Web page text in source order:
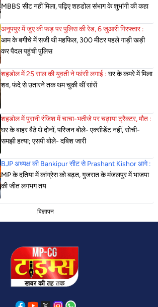
MBBS सीट नहीं मिला, पढ़िए शहडोल संभाग के शुभांगी की कहा
अनूपपुर में जुए की फड़ पर पुलिस की रेड, 6 जुआरी गिरफ्तार :
आम के बगीचे में सजी थी महफिल, 300 मीटर पहले गाड़ी खड़ी
कर पैदल पहुंची पुलिस
शहडोल में 25 साल की युवती ने फांसी लगाई : घर के कमरे में मिला
शव, फंदे से उतारने तक थम चुकी थीं सांसें
शहडोल में पुरानी रंजिश में चाचा-भतीजे पर चढ़ाया ट्रैक्टर, मौत :
घर के बाहर बैठे थे दोनों, परिजन बोले- एक्सीडेंट नहीं, सोची-
समझी हत्या; एसपी बोले- दबिश जारी
BJP अध्यक्ष की Bankipur सीट से Prashant Kishor आगे :
MP के दतिया में कांग्रेस को बढ़त, गुजरात के मंजलपुर में भाजपा
की जीत लगभग तय
विज्ञापन